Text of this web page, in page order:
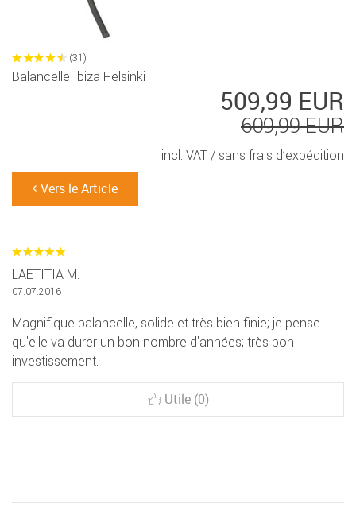
(31)
Balancelle Ibiza Helsinki
509,99 EUR
609,99 EUR
incl. VAT / sans frais d’expédition
Vers le Article
LAETITIA M.
07.07.2016
Magnifique balancelle, solide et très bien finie; je pense
qu'elle va durer un bon nombre d'années; très bon
investissement.
Utile (0)